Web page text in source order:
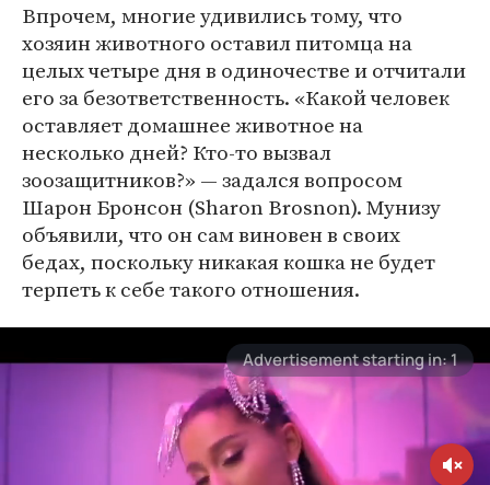
Впрочем, многие удивились тому, что
хозяин животного оставил питомца на
целых четыре дня в одиночестве и отчитали
его за безответственность. «Какой человек
оставляет домашнее животное на
несколько дней? Кто-то вызвал
зоозащитников?» — задался вопросом
Шарон Бронсон (Sharon Brosnon). Мунизу
объявили, что он сам виновен в своих
бедах, поскольку никакая кошка не будет
терпеть к себе такого отношения.